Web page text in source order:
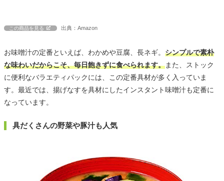
この商品を見る 出典：Amazon
お味噌汁の定番といえば、わかめや豆腐、長ネギ。 シンプルで素朴
な味わいだからこそ、毎日飽きずに食べられます。また、ストック
に便利なバラエティパックには、この定番具材が多く入っていま
す。最近では、揚げなすを具材にしたインスタント味噌汁も定番に
なっています。
具だくさんの野菜や豚汁も人気